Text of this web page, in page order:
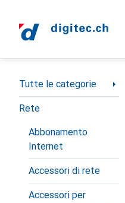
Categoria Navigazione
Tutte le categorie
Rete
Abbonamento
Internet
Accessori di rete
Accessori per